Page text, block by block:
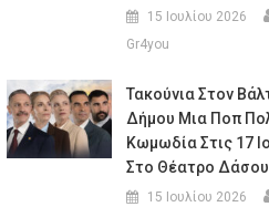
15 Ιουλίου 2026
Gr4you
Τακούνια Στον
Δήμου Μια Ποπ
Κωμωδία Στις 17
Στο Θέατρο
15 Ιουλίου 2026